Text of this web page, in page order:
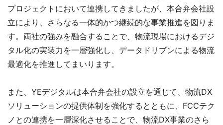
プロジェクトにおいて連携してきましたが、本合弁会社設
立により、さらなる一体的かつ継続的な事業推進を図りま
す。両社の強みを融合することで、物流現場におけるデジ
タル化の実装力を一層強化し、データドリブンによる物流
最適化を推進してまいります。
また、YEデジタルは本合弁会社の設立を通じて、物流DX
ソリューションの提供体制を強化するとともに、FCCテク
ノとの連携を一層深化させることで、物流DX事業のさら